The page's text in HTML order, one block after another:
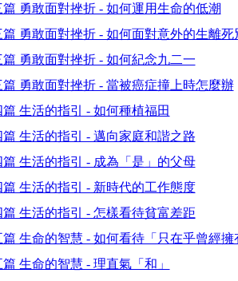
篇 勇敢面對挫折 - 如何運用生命的低潮
篇 勇敢面對挫折 - 如何面對意外的生離死
篇 勇敢面對挫折 - 如何紀念九二一
篇 勇敢面對挫折 - 當被癌症撞上時怎麼辦
篇 生活的指引 - 如何種植福田
篇 生活的指引 - 邁向家庭和諧之路
篇 生活的指引 - 成為「是」的父母
篇 生活的指引 - 新時代的工作態度
篇 生活的指引 - 怎樣看待貧富差距
篇 生命的智慧 - 如何看待「只在乎曾經擁
生命的智慧 - 理直氣「和」